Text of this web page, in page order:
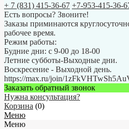
+ 7 (831) 415-36-67 +7-953-415-36-
Есть вопросы? Звоните!
Заказы приминаются
рабочее время.
Режим работы:
Будние дни: с 9-00 до 18-00
Летние субботы-Выходные дни.
Воскресение - Выходной день.
https://max.ru/join/
Заказать обратный звонок
Нужна консультация?
Корзина (0)
Меню
Меню